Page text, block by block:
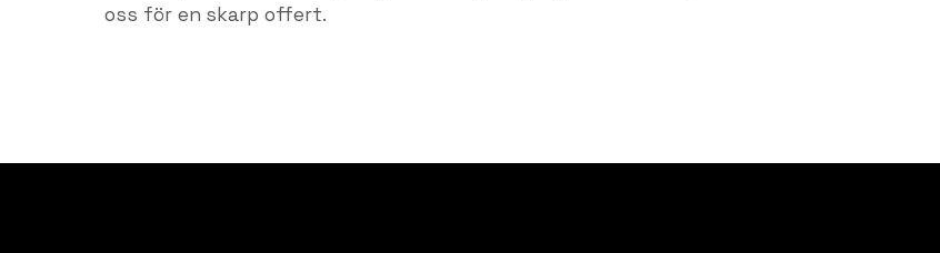
oss för en skarp offert.